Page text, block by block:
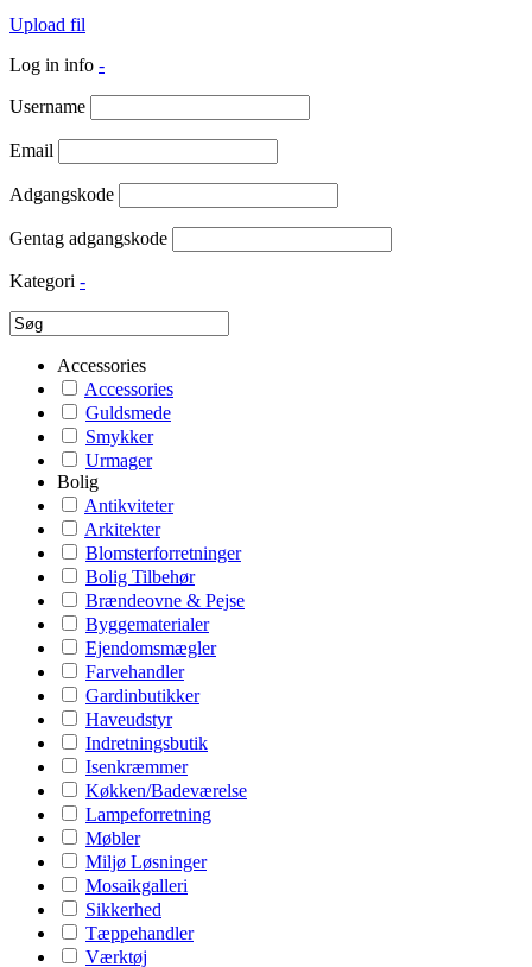
Upload fil
Log in info -
Username
Email
Adgangskode
Gentag adgangskode
Kategori -
Accessories
Accessories
Guldsmede
Smykker
Urmager
Bolig
Antikviteter
Arkitekter
Blomsterforretninger
Bolig Tilbehør
Brændeovne & Pejse
Byggematerialer
Ejendomsmægler
Farvehandler
Gardinbutikker
Haveudstyr
Indretningsbutik
Isenkræmmer
Køkken/Badeværelse
Lampeforretning
Møbler
Miljø Løsninger
Mosaikgalleri
Sikkerhed
Tæppehandler
Værktøj